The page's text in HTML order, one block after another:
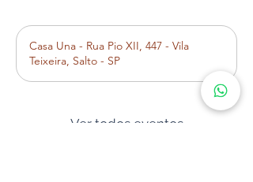
Casa Una - Rua Pio XII, 447 - Vila
Teixeira, Salto - SP
Ver todos eventos